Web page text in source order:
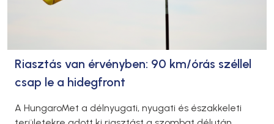
Riasztás van érvényben: 90 km/órás széllel
csap le a hidegfront
A HungaroMet a délnyugati, nyugati és északkeleti